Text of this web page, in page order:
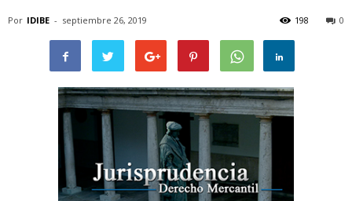
Por IDIBE - septiembre 26, 2019 0
198